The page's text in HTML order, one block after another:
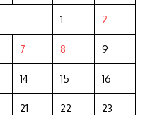
1 2
7 8 9
14 15 16
21 22 23